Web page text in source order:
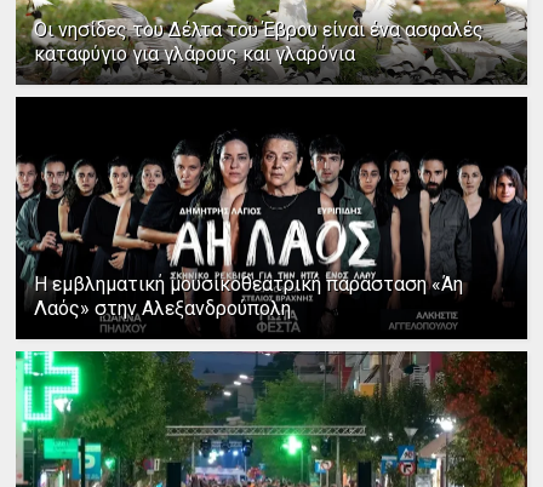
Οι νησίδες του Δέλτα του Έβρου είναι ένα ασφαλές
καταφύγιο για γλάρους και γλαρόνια
Η εμβληματική μουσικοθεατρική παράσταση «Άη
Λαός» στην Αλεξανδρούπολη